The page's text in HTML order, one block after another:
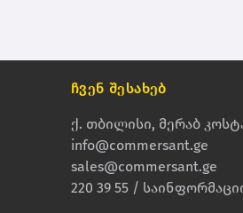
ჩვენ შესახებ
ქ. თბილისი, მერაბ
info@commersant.ge
sales@commersant.ge
220 39 55 /